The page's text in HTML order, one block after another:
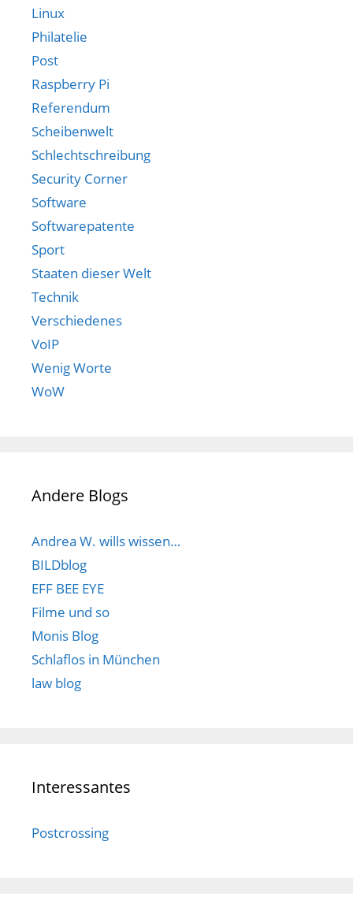
Linux
Philatelie
Post
Raspberry Pi
Referendum
Scheibenwelt
Schlechtschreibung
Security Corner
Software
Softwarepatente
Sport
Staaten dieser Welt
Technik
Verschiedenes
VoIP
Wenig Worte
WoW
Andere Blogs
Andrea W. wills wissen…
BILDblog
EFF BEE EYE
Filme und so
Monis Blog
Schlaflos in München
law blog
Interessantes
Postcrossing